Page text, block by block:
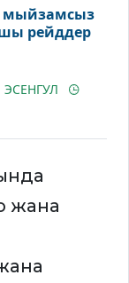
мыйзамсыз
рейддер
жана